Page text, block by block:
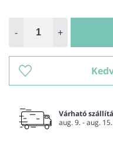
- +
Várható
aug. 9. - aug. 15.